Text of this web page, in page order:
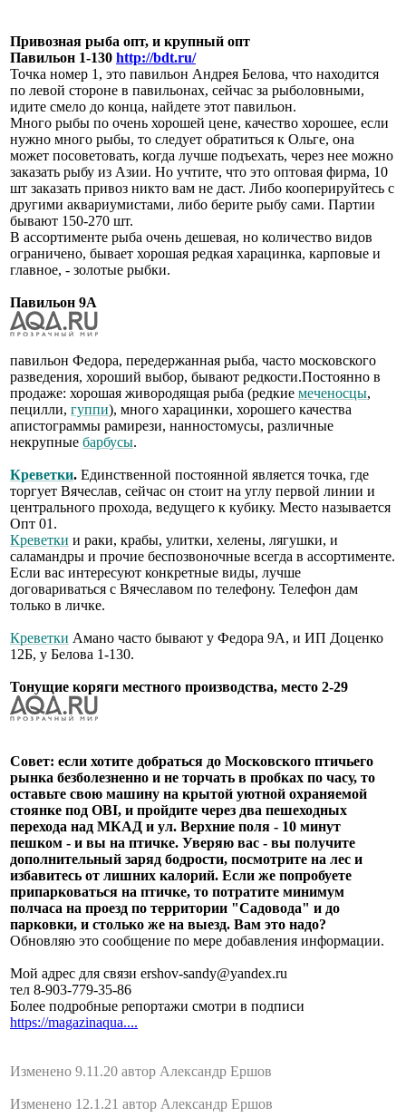
Привозная рыба опт, и крупный опт
Павильон 1-130 http://bdt.ru/
Точка номер 1, это павильон Андрея Белова, что находится
по левой стороне в павильонах, сейчас за рыболовными,
идите смело до конца, найдете этот павильон.
Много рыбы по очень хорошей цене, качество хорошее, если
нужно много рыбы, то следует обратиться к Ольге, она
может посоветовать, когда лучше подъехать, через нее можно
заказать рыбу из Азии. Но учтите, что это оптовая фирма, 10
шт заказать привоз никто вам не даст. Либо кооперируйтесь с
другими аквариумистами, либо берите рыбу сами. Партии
бывают 150-270 шт.
В ассортименте рыба очень дешевая, но количество видов
ограничено, бывает хорошая редкая харацинка, карповые и
главное, - золотые рыбки.
Павильон 9А
павильон Федора, передержанная рыба, часто московского
разведения, хороший выбор, бывают редкости.Постоянно в
продаже: хорошая живородящая рыба (редкие меченосцы,
пецилли, гуппи), много харацинки, хорошего качества
апистограммы рамирези, нанностомусы, различные
некрупные барбусы.
Креветки. Единственной постоянной является точка, где
торгует Вячеслав, сейчас он стоит на углу первой линии и
центрального прохода, ведущего к кубику. Место называется
Опт 01.
Креветки и раки, крабы, улитки, хелены, лягушки, и
саламандры и прочие беспозвоночные всегда в ассортименте.
Если вас интересуют конкретные виды, лучше
договариваться с Вячеславом по телефону. Телефон дам
только в личке.
Креветки Амано часто бывают у Федора 9А, и ИП Доценко
12Б, у Белова 1-130.
Тонущие коряги местного производства, место 2-29
Совет: если хотите добраться до Московского птичьего
рынка безболезненно и не торчать в пробках по часу, то
оставьте свою машину на крытой уютной охраняемой
стоянке под OBI, и пройдите через два пешеходных
перехода над МКАД и ул. Верхние поля - 10 минут
пешком - и вы на птичке. Уверяю вас - вы получите
дополнительный заряд бодрости, посмотрите на лес и
избавитесь от лишних калорий. Если же попробуете
припарковаться на птичке, то потратите минимум
полчаса на проезд по территории "Садовода" и до
парковки, и столько же на выезд. Вам это надо?
Обновляю это сообщение по мере добавления информации.
Мой адрес для связи ershov-sandy@yandex.ru
тел 8-903-779-35-86
Более подробные репортажи смотри в подписи
https://magazinaqua....
Изменено 9.11.20 автор Александр Ершов
Изменено 12.1.21 автор Александр Ершов